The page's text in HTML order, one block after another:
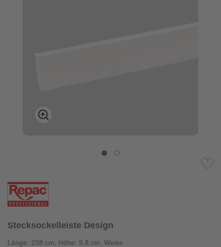
Stecksockelleiste Design
Länge: 238 cm, Höhe: 5,8 cm, Weiss